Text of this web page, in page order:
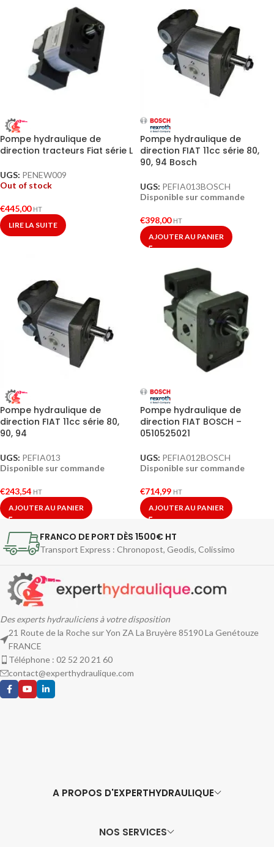
Pompe hydraulique de
direction tracteurs Fiat série L
UGS: PENEW009
Out of stock
€445,00 HT
LIRE LA SUITE
Pompe hydraulique de
direction FIAT 11cc série 80,
90, 94 Bosch
UGS: PEFIA013BOSCH
Disponible sur commande
€398,00 HT
AJOUTER AU PANIER
Pompe hydraulique de
direction FIAT 11cc série 80,
90, 94
UGS: PEFIA013
Disponible sur commande
€243,54 HT
AJOUTER AU PANIER
Pompe hydraulique de
direction FIAT BOSCH –
0510525021
UGS: PEFIA012BOSCH
Disponible sur commande
€714,99 HT
AJOUTER AU PANIER
FRANCO DE PORT DÈS 1500€ HT
Transport Express : Chronopost, Geodis, Colissimo
Des experts hydrauliciens à votre disposition
21 Route de la Roche sur Yon ZA La Bruyère 85190 La Genétouze
FRANCE
Téléphone : 02 52 20 21 60
contact@experthydraulique.com
A PROPOS D'EXPERTHYDRAULIQUE
NOS SERVICES